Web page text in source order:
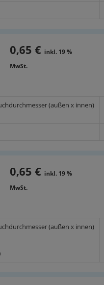
0,65 € inkl. 19 %
MwSt.
(außen x innen)
0,65 € inkl. 19 %
MwSt.
(außen x innen)